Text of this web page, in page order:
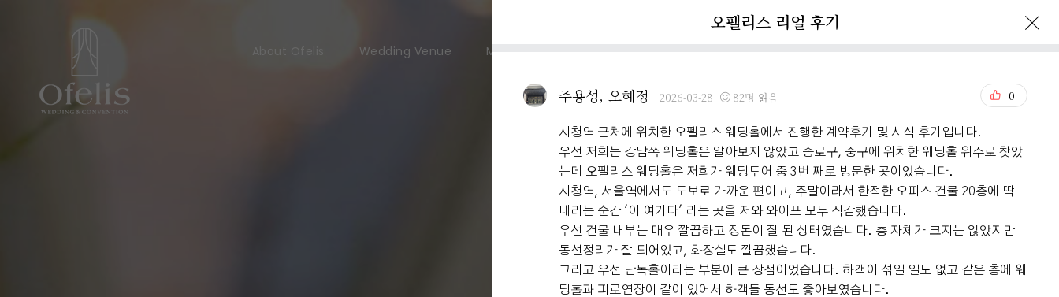
About Ofelis Wedding Venue Meeting & Party
오펠리스 리얼 후기
주용성, 오혜정 2026-03-28 82명 읽음 0
시청역 근처에 위치한 오펠리스 웨딩홀에서 진행한 계약후기 및 시식 후기입니다.
우선 저희는 강남쪽 웨딩홀은 알아보지 않았고 종로구, 중구에 위치한 웨딩홀 위주로 찾았
는데 오펠리스 웨딩홀은 저희가 웨딩투어 중 3번 째로 방문한 곳이었습니다.
시청역, 서울역에서도 도보로 가까운 편이고, 주말이라서 한적한 오피스 건물 20층에 딱
내리는 순간 '아 여기다' 라는 곳을 저와 와이프 모두 직감했습니다.
우선 건물 내부는 매우 깔끔하고 정돈이 잘 된 상태였습니다. 층 자체가 크지는 않았지만
동선정리가 잘 되어있고, 화장실도 깔끔했습니다.
그리고 우선 단독홀이라는 부분이 큰 장점이었습니다. 하객이 섞일 일도 없고 같은 층에 웨
딩홀과 피로연장이 같이 있어서 하객들 동선도 좋아보였습니다.